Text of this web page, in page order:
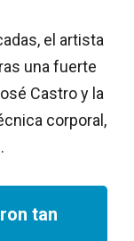
el artista
una fuerte
Castro y la
corporal,
tan